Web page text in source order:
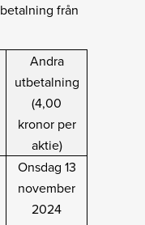
från
Andra
utbetalning
(4,00
kronor per
aktie)
Onsdag 13
november
2024